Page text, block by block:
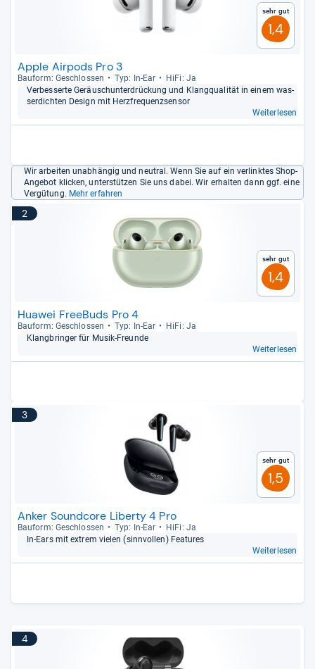
von Kundinnen und Kunden.
Sehr gut
1,4
Apple Airpods Pro 3
Bau­form: Geschlos­sen Typ: In-​Ear
HiFi: Ja
Ver­bes­serte Geräusch­un­ter­drückung und Klang­qua­li­tät in einem was­
ser­dich­ten Design mit Herz­fre­quenz­sen­sor
Weiterlesen
Wir arbeiten unabhängig und neutral. Wenn Sie auf ein verlinktes Shop-
Angebot klicken, unterstützen Sie uns dabei. Wir erhalten dann ggf. eine
Vergütung. Mehr erfahren
2
Sehr gut
1,4
Huawei FreeBuds Pro 4
Bau­form: Geschlos­sen Typ: In-​Ear
HiFi: Ja
Klang­brin­ger für Musik-​Freunde
Weiterlesen
3
Sehr gut
1,5
Anker Soundcore Liberty 4 Pro
Bau­form: Geschlos­sen Typ: In-​Ear
HiFi: Ja
In-​Ears mit extrem vie­len (sinn­vol­len) Fea­tu­res
Weiterlesen
4